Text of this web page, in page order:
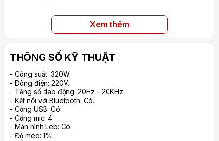
Xem thêm
THÔNG SỐ KỸ THUẬT
- Công suất: 320W.
- Dòng điện: 220V.
- Tầng số dao động: 20Hz - 20KHz.
- Kết nối với Bluetooth: Có.
- Cổng USB: Có.
- Cổng mic: 4.
- Màn hình Leb: Có.
- Độ méo: 1%.